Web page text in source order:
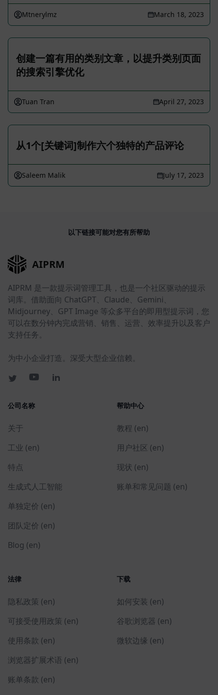
Mtnerylmz March 18, 2023
创建一篇有用的类别文章，以提升类别页面
的搜索引擎优化
Tuan Tran April 27, 2023
从1个[关键词]制作六个独特的产品评论
Saleem Malik July 17, 2023
以下链接可能对您有所帮助
AIPRM
AIPRM 是一款提示词管理工具，也是一个社区驱动的提示
词库。借助面向 ChatGPT、Claude、Gemini、
Midjourney、GPT Image 等众多平台的即用型提示词，您
可以在数分钟内完成营销、销售、运营、效率提升以及客户
支持任务。
为中小企业打造。深受大型企业信赖。
公司名称
关于
工业 (en)
特点
生成式人工智能
单独定价 (en)
团队定价 (en)
Blog (en)
帮助中心
教程 (en)
用户社区 (en)
现状 (en)
账单和常见问题 (en)
法律
隐私政策 (en)
可接受使用政策 (en)
使用条款 (en)
浏览器扩展术语 (en)
账单条款 (en)
下载
如何安装 (en)
谷歌浏览器 (en)
微软边缘 (en)